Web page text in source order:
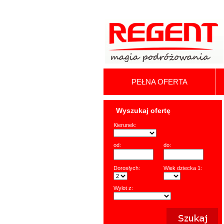
PEŁNA OFERTA
Wyszukaj ofertę
Kierunek:
od: do:
Dorosłych: Wiek dziecka 1:
Wylot z: